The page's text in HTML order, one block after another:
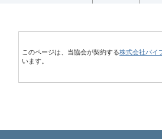
このページは、当協会が契約する株式会社パイ
います。